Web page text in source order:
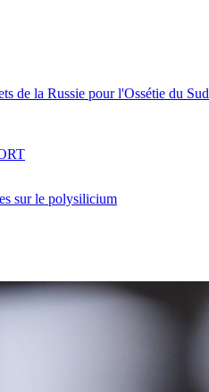
de la Russie pour l'Ossétie du Sud
sur le polysilicium